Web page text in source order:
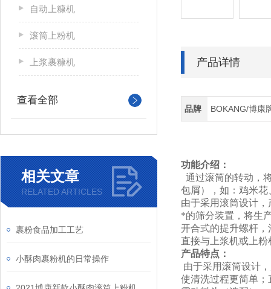
自动上糠机
滚筒上粉机
上浆裹糠机
查看全部
相关文章
RELATED ARTICLES
裹粉食品加工工艺
小酥肉裹粉机的日常操作
产品详情
品牌 BOKANG/博康
功能介绍：
通过滚筒的转动，
包屑），如：鸡米
由于采用滚筒设计
*的筛分装置，将生
开合式的提升螺杆，
直接与上浆机或上
产品特点：
由于采用滚筒设计
使清洗过程更简单